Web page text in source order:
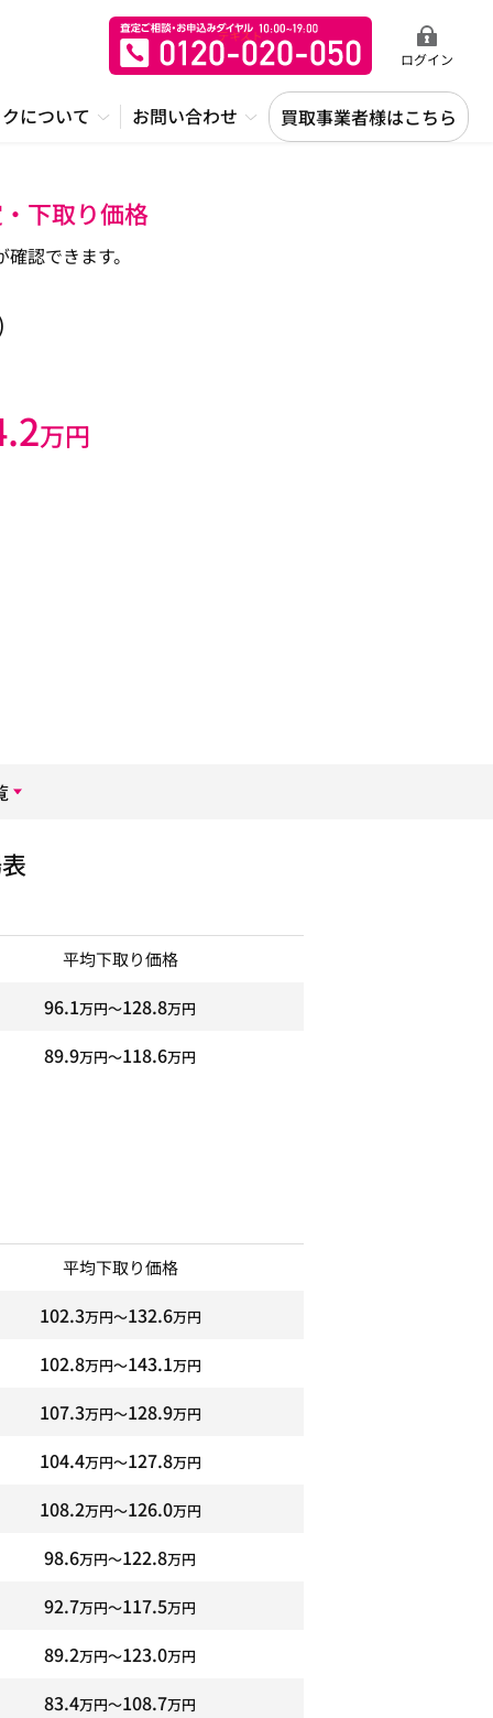
ログイン
について お問い合わせ 買取事業者様はこちら
下取り価格
認できます。
万円
平均下取り価格
96.1万円〜128.8万円
89.9万円〜118.6万円
平均下取り価格
102.3万円〜132.6万円
102.8万円〜143.1万円
107.3万円〜128.9万円
104.4万円〜127.8万円
108.2万円〜126.0万円
98.6万円〜122.8万円
92.7万円〜117.5万円
89.2万円〜123.0万円
83.4万円〜108.7万円